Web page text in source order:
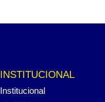
INSTITUCIONAL
Institucional